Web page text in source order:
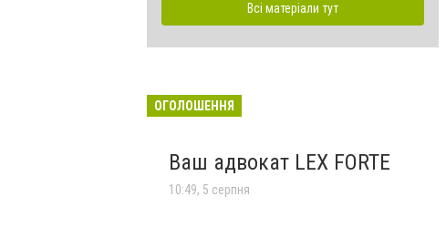
Всі матеріали тут
ОГОЛОШЕННЯ
Ваш адвокат LEX FORTE
10:49, 5 серпня